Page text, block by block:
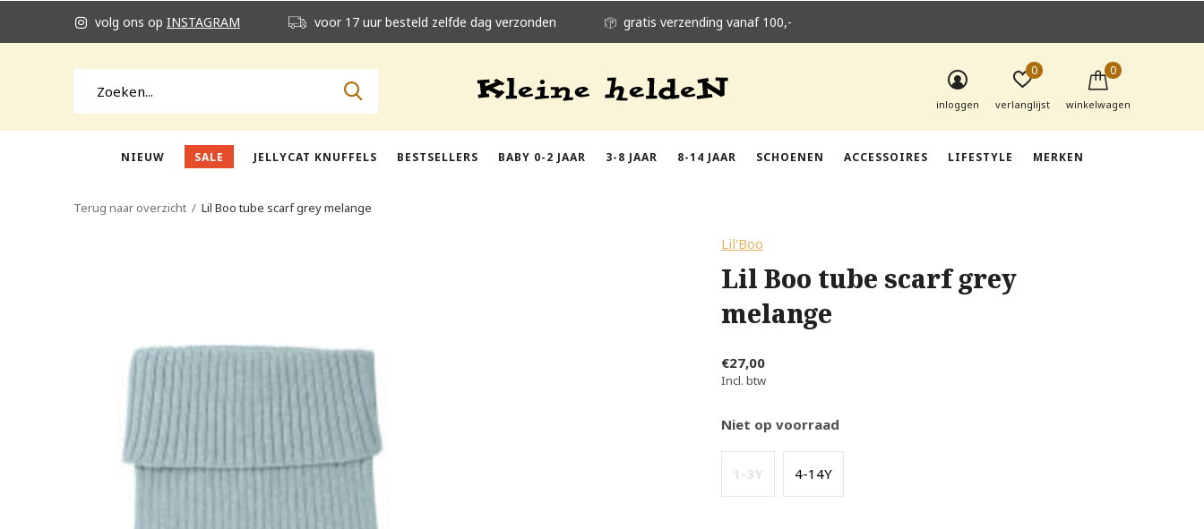
NIEUW SALE JELLYCAT KNUFFELS BESTSELLERS BABY 0-2 JAAR 3-8 JAAR 8-14 JAAR SCHOENEN ACCESSOIRES LIFESTYLE MERKEN
inloggen verlanglijst
0
winkelwagen
0
volg ons op INSTAGRAM voor 17 uur besteld zelfde dag verzonden gratis verzending vanaf 100,-
Terug naar overzicht Lil Boo tube scarf grey melange
Lil'Boo
Lil Boo tube scarf grey
melange
€27,00
Incl. btw
Niet op voorraad
1-3Y 4-14Y